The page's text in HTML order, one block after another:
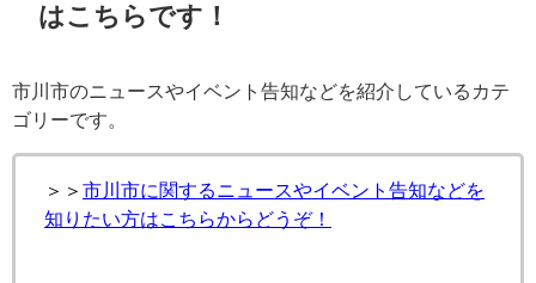
はこちらです！
市川市のニュースやイベント告知などを紹介しているカテ
ゴリーです。
＞＞ 市川市に関するニュースやイベント告知などを
知りたい方はこちらからどうぞ！